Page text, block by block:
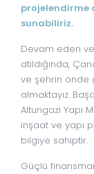
projelendirme
sunabiliriz.
Devam eden
atıldığında,
ve şehrin önde
almaktayız.
Altungazi Yapı
inşaat ve yapı
bilgiye sahiptir.
Güçlü